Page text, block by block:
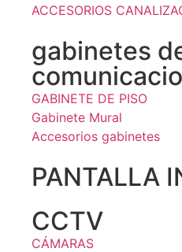
ACCESORIOS
gabinetes
GABINETE DE PISO
Gabinete Mural
Accesorios gabinetes
PANTALLA
CCTV
CÁMARAS